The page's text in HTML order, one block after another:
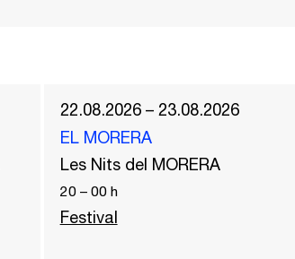
22.08.2026 – 23.08.2026
EL MORERA
Les Nits del MORERA
20– 00h
Festival